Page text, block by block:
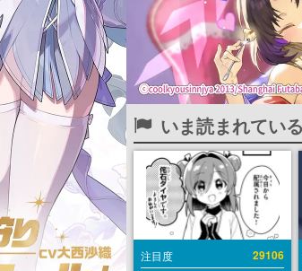
いま読まれてい
注目度 29106